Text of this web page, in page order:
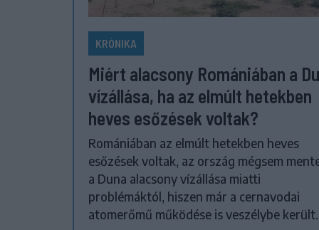
KRÓNIKA
Miért alacsony Romániában a
vízállása, ha az elmúlt hetekben
heves esőzések voltak?
Romániában az elmúlt hetekben heves
esőzések voltak, az ország mégsem
a Duna alacsony vízállása miatti
problémáktól, hiszen már a cernavodai
atomerőmű működése is veszélybe került.